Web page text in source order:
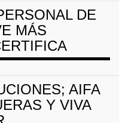
DE
MÁS
AIFA
Y VIVA